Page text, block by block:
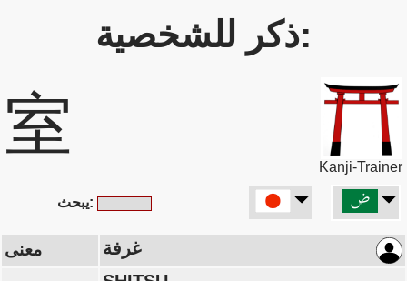
ذكر للشخصية:
室
Kanji-Trainer
يبحث:
معنى غرفة